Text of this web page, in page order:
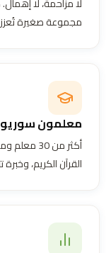
مجموعة صغيرة تُعزز
معلمون
أكثر من
القرآن الكريم، وخبرة تتجاوز 20 عاماً